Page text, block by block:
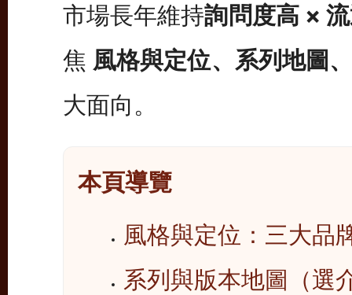
市場長年維持詢問度高 ×
焦 風格與定位、系列地圖
大面向。
本頁導覽
風格與定位：三大品
系列與版本地圖（選